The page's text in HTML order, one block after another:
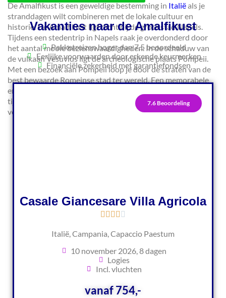
De Amalfikust is een geweldige bestemming in Italiëals je
stranddagen wilt combineren met de lokale cultuur en
historie. De Amalfikust ligt dicht bij de grote stad Napels.
Tijdens een stedentrip in Napels raak je overdonderd door
het aantal mooie bezienswaardigheden. In de schaduw van
de vulkaan Vesuvius ligt de archeologische plaats Pompeii.
Met een bezoek aan Pompeii loop je door de straten van de
best bewaarde Romeinse stad ter wereld. Een memorabele
ervaring! Benieuwd wat je nog meer allemaal kunt beleven
tijdens een rondreis langs de Amalfikust? Lees hieronder
verder en vraag advies aan een Amalfikust specialist!
Vakanties naar de Amalfikust
Pakketreizen hoger dan 7,5 beoordeeld
Eerlijke voorwaarden door erkende keurmerken
Financiële zekerheid met garantiefondsen
7.6 Beoordeling
Casale Giancesare Villa Agricola
Italië, Campania, Capaccio Paestum
10 november 2026, 8 dagen
Logies
Incl. vluchten
vanaf 754,-